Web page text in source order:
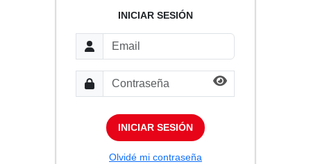
INICIAR SESIÓN
INICIAR SESIÓN
Olvidé mi contraseña